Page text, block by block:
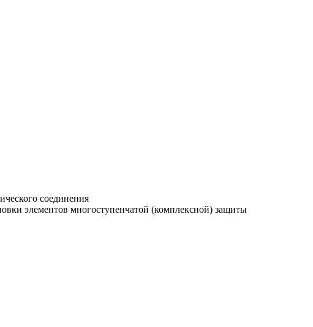
соединения
элементов многоступенчатой (комплексной) защиты